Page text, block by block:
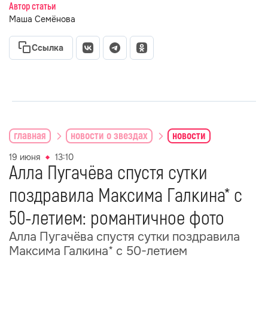
Автор статьи
Маша Семёнова
Ссылка
главная новости о звездах новости
19 июня 13:10
Алла Пугачёва спустя сутки
поздравила Максима Галкина* с
50-летием: романтичное фото
Алла Пугачёва спустя сутки поздравила
Максима Галкина* с 50-летием